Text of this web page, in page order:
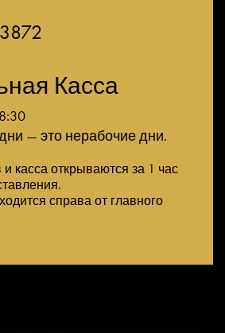
Касса
— это нерабочие дни.
касса открываются за 1 час
справа от главного